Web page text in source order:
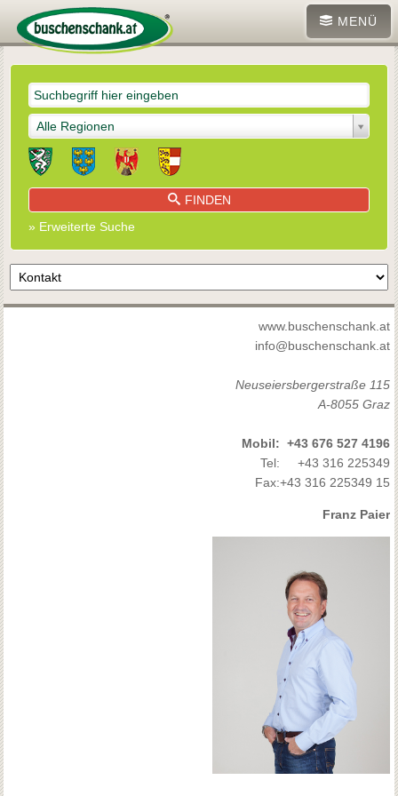
MENÜ
Alle Regionen
FINDEN
» Erweiterte Suche
www.buschenschank.at
info@buschenschank.at
Neuseiersbergerstraße 115
A-8055 Graz
Mobil: +43 676 527 4196
Tel:
+43 316 225349
Fax:+43 316 225349 15
Franz Paier